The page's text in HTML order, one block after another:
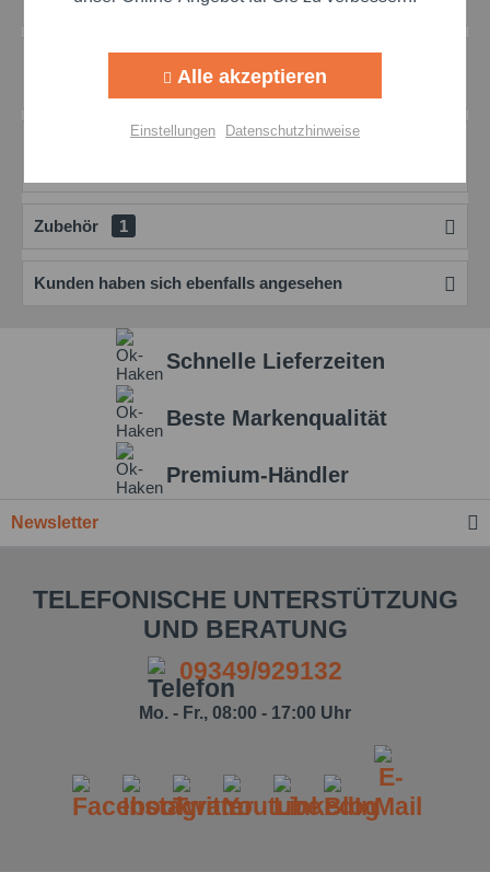
zur Kenntnis
genommen.*
Felder mit * sind Pflichtfelder.
Entdecken Sie die Qualität und... mehr
Bewertungen
0
Bewertungen lesen, schreiben und diskutieren...
Produktdatenblatt
Zubehör 1
Kunden haben sich ebenfalls angesehen
Schnelle Lieferzeiten
Beste Markenqualität
Premium-Händler
Newsletter
TELEFONISCHE UNTERSTÜTZUNG
UND BERATUNG
09349/929132
Mo. - Fr., 08:00 - 17:00 Uhr
Personalisierung Aktiv
Alle akzeptieren
Einstellungen Datenschutzhinweise